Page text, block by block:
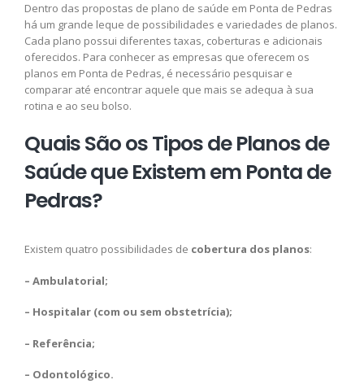
Dentro das propostas de plano de saúde em Ponta de Pedras
há um grande leque de possibilidades e variedades de planos.
Cada plano possui diferentes taxas, coberturas e adicionais
oferecidos. Para conhecer as empresas que oferecem os
planos em Ponta de Pedras, é necessário pesquisar e
comparar até encontrar aquele que mais se adequa à sua
rotina e ao seu bolso.
Quais São os Tipos de Planos de
Saúde que Existem em Ponta de
Pedras?
Existem quatro possibilidades de cobertura dos planos:
– Ambulatorial;
– Hospitalar (com ou sem obstetrícia);
– Referência;
– Odontológico.